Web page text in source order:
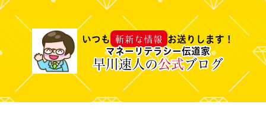
いつも 斬新な情報 お送りします！
マネーリテラシー伝道家
早川速人の公式ブログ